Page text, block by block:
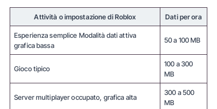
Attività o impostazione di Roblox Dati per ora
Esperienza semplice Modalità dati attiva
grafica bassa
50 a 100 MB
Gioco tipico
100 a 300
MB
Server multiplayer occupato, grafica alta
300 a 500
MB